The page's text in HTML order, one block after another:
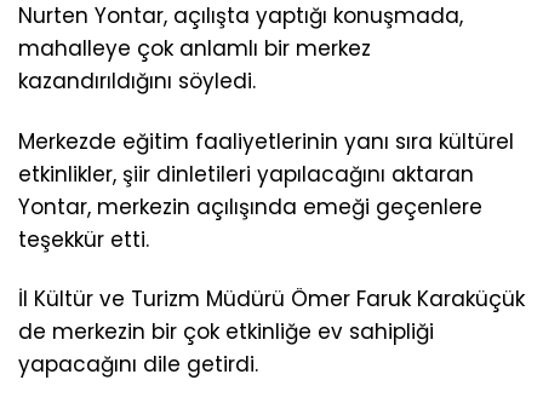
Nurten Yontar, açılışta yaptığı konuşmada,
mahalleye çok anlamlı bir merkez
kazandırıldığını söyledi.
Merkezde eğitim faaliyetlerinin yanı sıra kültürel
etkinlikler, şiir dinletileri yapılacağını aktaran
Yontar, merkezin açılışında emeği geçenlere
teşekkür etti.
İl Kültür ve Turizm Müdürü Ömer Faruk Karaküçük
de merkezin bir çok etkinliğe ev sahipliği
yapacağını dile getirdi.